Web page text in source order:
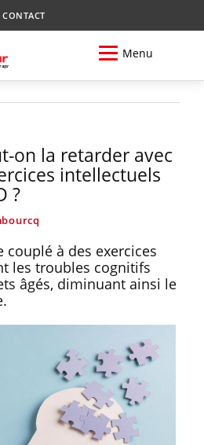
CONTACT
Menu
on la retarder avec
intellectuels
?
couplé à des exercices
les troubles cognitifs
âgés, diminuant ainsi le